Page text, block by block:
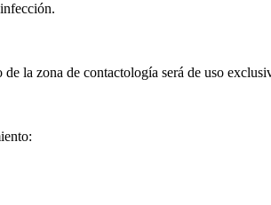
la zona de contactología será de uso